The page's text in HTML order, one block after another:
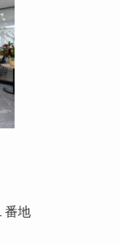
番地